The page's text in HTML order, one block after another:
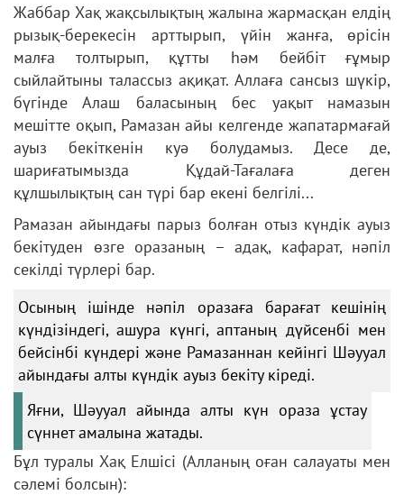
Жаббар Хақ жақсылықтың жалына жармасқан елдің
рызық-берекесін арттырып, үйін жанға, өрісін
малға толтырып, құтты һәм бейбіт ғұмыр
сыйлайтыны талассыз ақиқат. Аллаға сансыз шүкір,
бүгінде Алаш баласының бес уақыт намазын
мешітте оқып, Рамазан айы келгенде жапатармағай
ауыз бекіткенін куә болудамыз. Десе де,
шариғатымызда Құдай-Тағалаға деген
құлшылықтың сан түрі бар екені белгілі...
Рамазан айындағы парыз болған отыз күндік ауыз
бекітуден өзге оразаның – адақ, кафарат, нәпіл
секілді түрлері бар.
Осының ішінде нәпіл оразаға барағат кешінің
күндізіндегі, ашура күнгі, аптаның дүйсенбі мен
бейсінбі күндері және Рамазаннан кейінгі Шәууал
айындағы алты күндік ауыз бекіту кіреді.
Яғни, Шәууал айында алты күн ораза ұстау
сүннет амалына жатады.
Бұл туралы Хақ Елшісі (Алланың оған салауаты мен
сәлемі болсын):